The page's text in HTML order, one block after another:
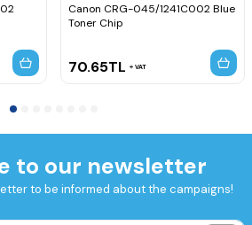
Canon CRG-045/1241C002 Blue
Toner Chip
70.65TL VAT
to our newsletter
to be informed about the campaigns!